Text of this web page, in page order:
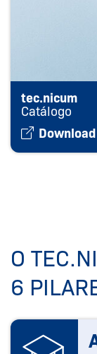
tec.nicum
Catálogo
Download
O
6